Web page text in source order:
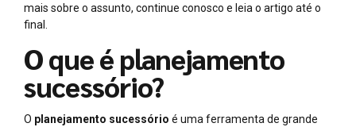
mais sobre o assunto, continue conosco e leia o artigo até o
final.
O que é planejamento
sucessório?
O planejamento sucessório é uma ferramenta de grande